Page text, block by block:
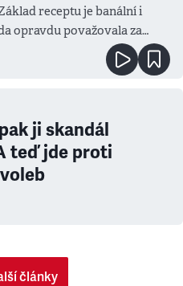
receptu je banální i
opravdu považovala za
ji skandál
teď jde proti
články